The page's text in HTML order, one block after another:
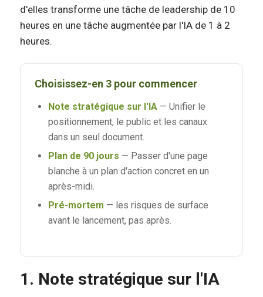
d'elles transforme une tâche de leadership de 10
heures en une tâche augmentée par l'IA de 1 à 2
heures.
Choisissez-en 3 pour commencer
Note stratégique sur l'IA— Unifier le
positionnement, le public et les canaux
dans un seul document.
Plan de 90 jours — Passer d'une page
blanche à un plan d'action concret en un
après-midi.
Pré-mortem — les risques de surface
avant le lancement, pas après.
1. Note stratégique sur l'IA